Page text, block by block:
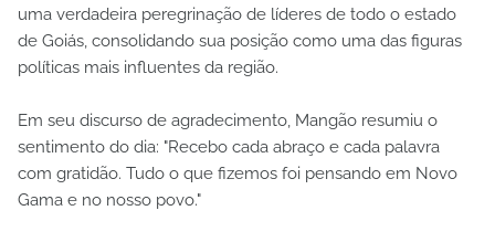
uma verdadeira peregrinação de líderes de todo o estado
de Goiás, consolidando sua posição como uma das figuras
políticas mais influentes da região.
Em seu discurso de agradecimento, Mangão resumiu o
sentimento do dia: "Recebo cada abraço e cada palavra
com gratidão. Tudo o que fizemos foi pensando em Novo
Gama e no nosso povo."